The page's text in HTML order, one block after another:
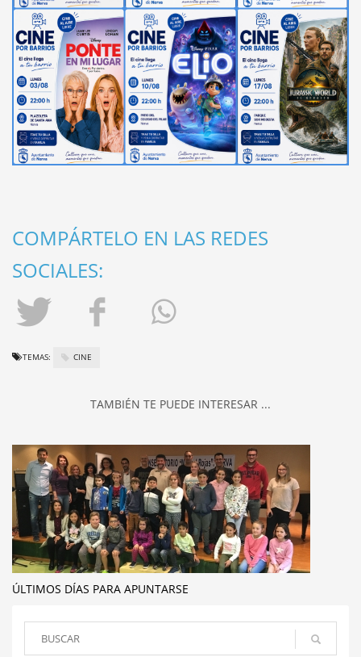
COMPÁRTELO EN LAS REDES
SOCIALES:
TEMAS: CINE
TAMBIÉN TE PUEDE INTERESAR ...
ÚLTIMOS DÍAS PARA APUNTARSE